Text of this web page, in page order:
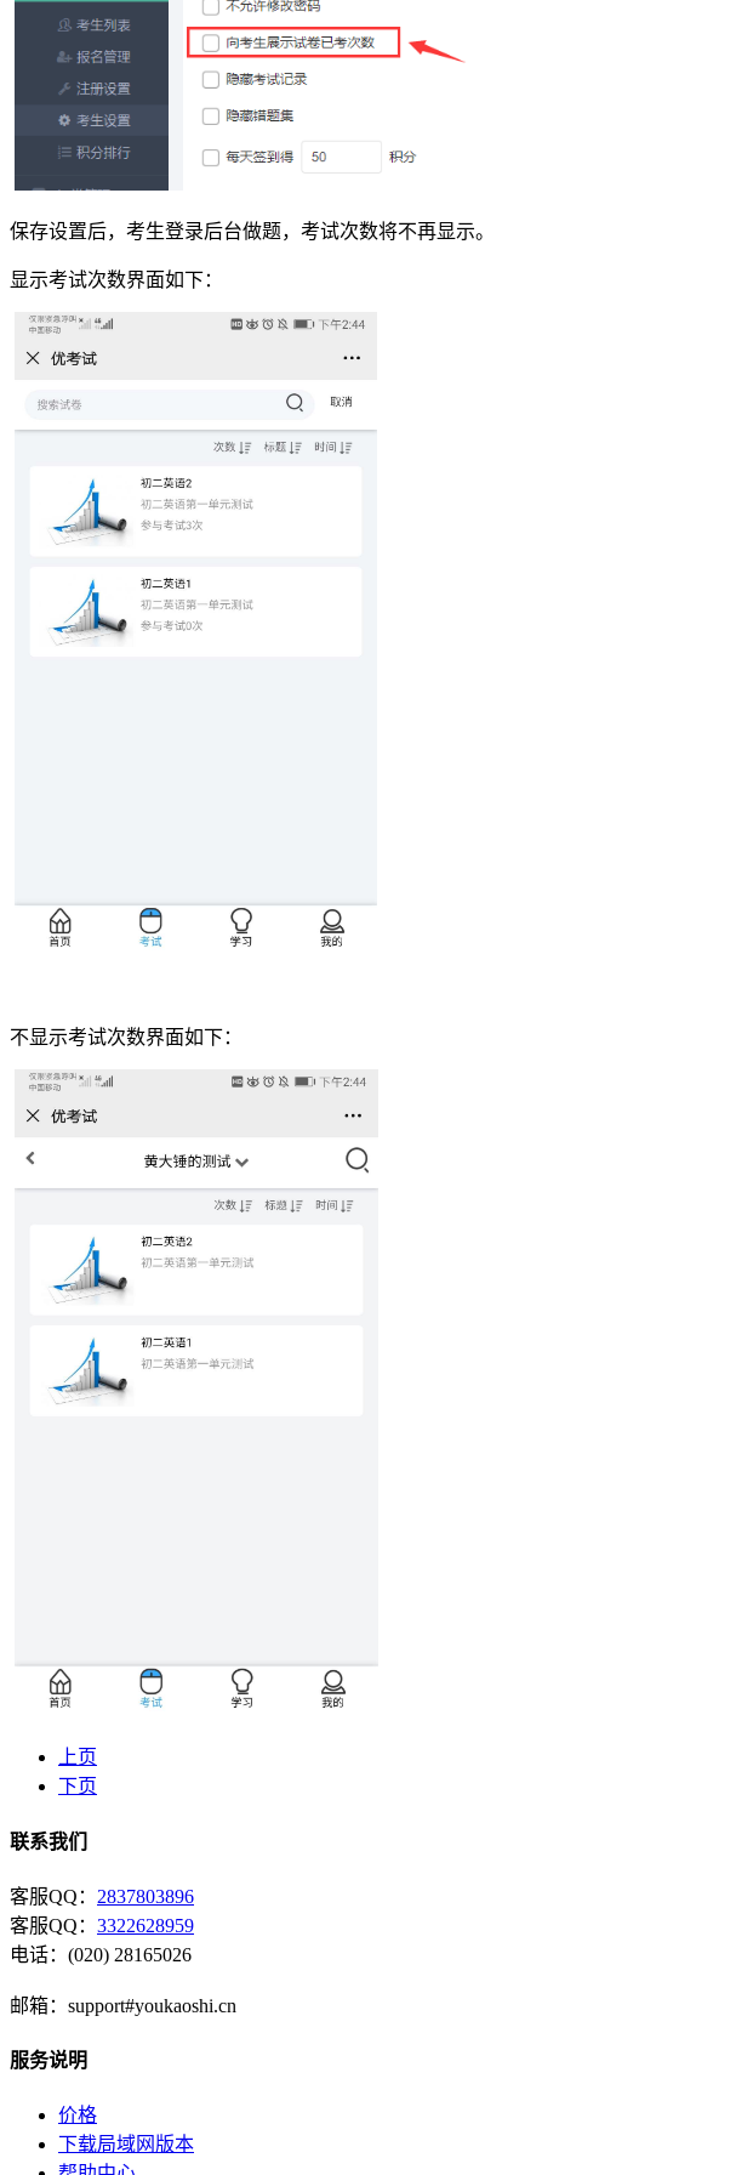
保存设置后，考生登录后台做题，考试次数将不再显示。
显示考试次数界面如下：
不显示考试次数界面如下：
上页
下页
联系我们
客服QQ： 2837803896
客服QQ： 3322628959
电话：(020) 28165026
邮箱：support#youkaoshi.cn
服务说明
价格
下载局域网版本